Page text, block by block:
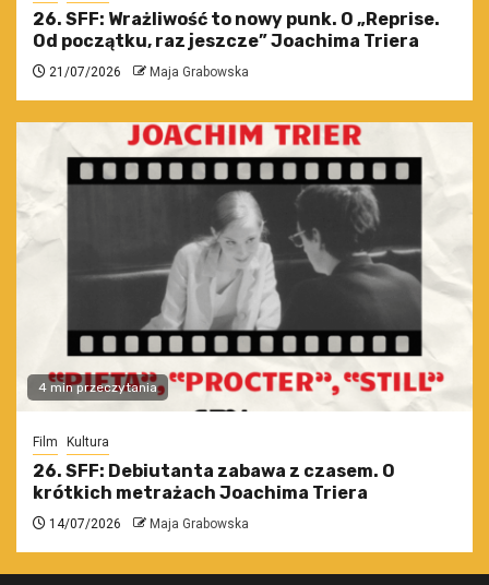
26. SFF: Wrażliwość to nowy punk. O „Reprise.
Od początku, raz jeszcze” Joachima Triera
21/07/2026 Maja Grabowska
4 min przeczytania
Film Kultura
26. SFF: Debiutanta zabawa z czasem. O
krótkich metrażach Joachima Triera
14/07/2026 Maja Grabowska